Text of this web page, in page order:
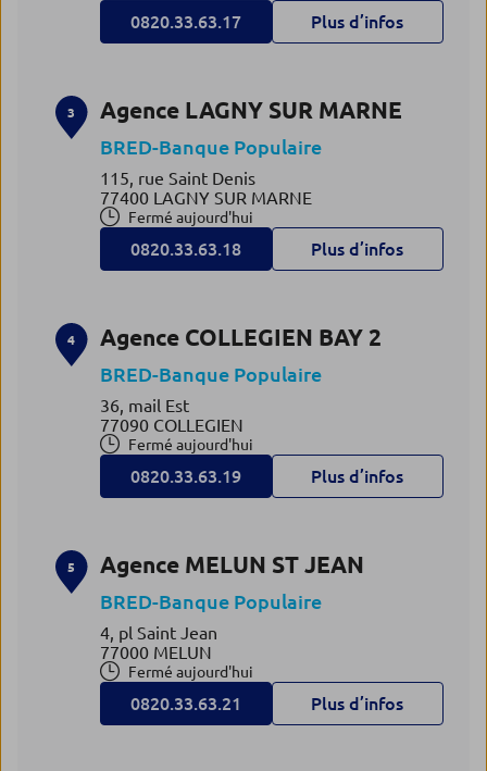
0820.33.63.17 Plus d’infos
3 Agence LAGNY SUR MARNE
BRED-Banque Populaire
115, rue Saint Denis
77400 LAGNY SUR MARNE
Fermé aujourd'hui
0820.33.63.18 Plus d’infos
4 Agence COLLEGIEN BAY 2
BRED-Banque Populaire
36, mail Est
77090 COLLEGIEN
Fermé aujourd'hui
0820.33.63.19 Plus d’infos
5 Agence MELUN ST JEAN
BRED-Banque Populaire
4, pl Saint Jean
77000 MELUN
Fermé aujourd'hui
0820.33.63.21 Plus d’infos